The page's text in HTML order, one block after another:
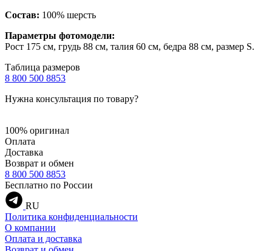
Состав: 100% шерсть
Параметры фотомодели:
Рост 175 см, грудь 88 см, талия 60 см, бедра 88 см, размер S.
Таблица размеров
8 800 500 8853
Нужна консультация по товару?
100% оригинал
Оплата
Доставка
Возврат и обмен
8 800 500 8853
Бесплатно по России
RU
Политика конфиденциальности
О компании
Оплата и доставка